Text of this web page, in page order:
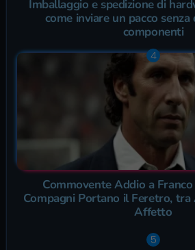
Imballaggio e spedizione di
come inviare un pacco senza
componenti
Commovente Addio a Franco
Compagni Portano il Feretro, tra
Affetto